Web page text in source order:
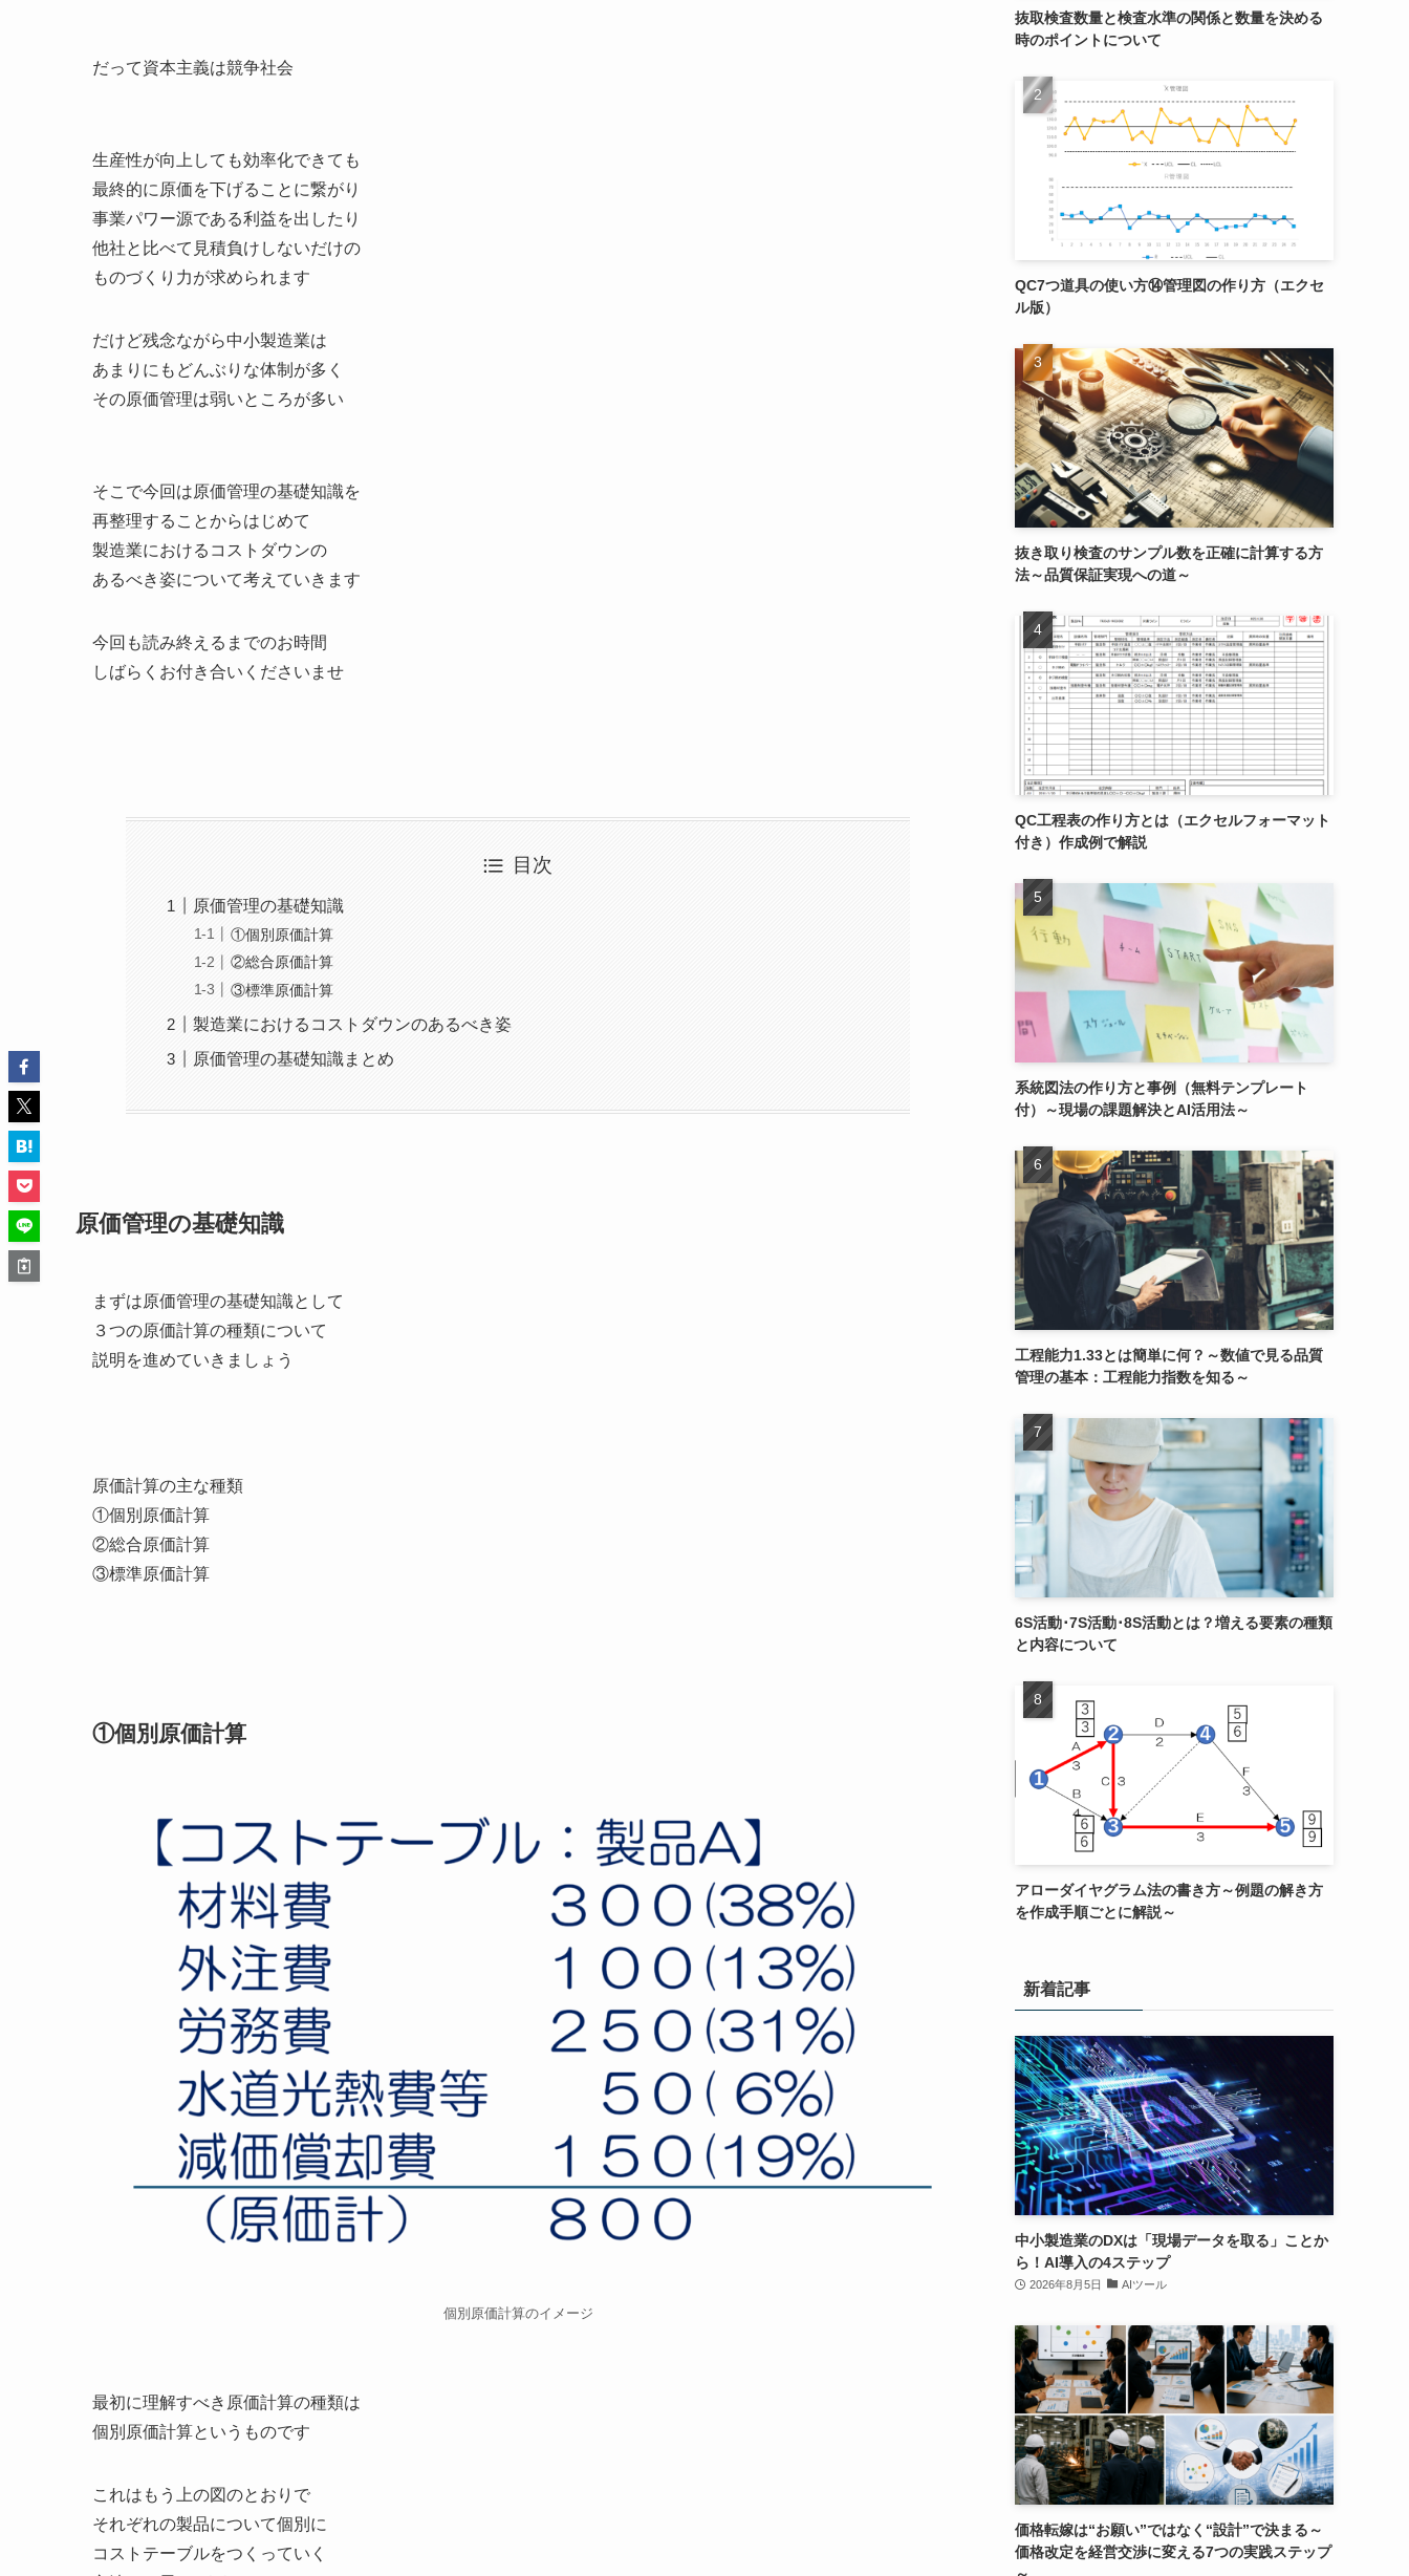
だって資本主義は競争社会
生産性が向上しても効率化できても
最終的に原価を下げることに繋がり
事業パワー源である利益を出したり
他社と比べて見積負けしないだけの
ものづくり力が求められます
だけど残念ながら中小製造業は
あまりにもどんぶりな体制が多く
その原価管理は弱いところが多い
そこで今回は原価管理の基礎知識を
再整理することからはじめて
製造業におけるコストダウンの
あるべき姿について考えていきます
今回も読み終えるまでのお時間
しばらくお付き合いくださいませ
目次
原価管理の基礎知識
①個別原価計算
②総合原価計算
③標準原価計算
製造業におけるコストダウンのあるべき姿
原価管理の基礎知識まとめ
原価管理の基礎知識
まずは原価管理の基礎知識として
３つの原価計算の種類について
説明を進めていきましょう
原価計算の主な種類
①個別原価計算
②総合原価計算
③標準原価計算
①個別原価計算
個別原価計算のイメージ
最初に理解すべき原価計算の種類は
個別原価計算というものです
これはもう上の図のとおりで
それぞれの製品について個別に
コストテーブルをつくっていく
抜取検査数量と検査水準の関係と数量を決める
時のポイントについて
QC7つ道具の使い方⑭管理図の作り方（エクセ
ル版）
抜き取り検査のサンプル数を正確に計算する方
法～品質保証実現への道～
QC工程表の作り方とは（エクセルフォーマット
付き）作成例で解説
系統図法の作り方と事例（無料テンプレート
付）～現場の課題解決とAI活用法～
工程能力1.33とは簡単に何？～数値で見る品質
管理の基本：工程能力指数を知る～
6S活動･7S活動･8S活動とは？増える要素の種類
と内容について
アローダイヤグラム法の書き方～例題の解き方
を作成手順ごとに解説～
新着記事
中小製造業のDXは「現場データを取る」ことか
ら！AI導入の4ステップ
2026年8月5日 AIツール
価格転嫁は“お願い”ではなく“設計”で決まる～
価格改定を経営交渉に変える7つの実践ステップ